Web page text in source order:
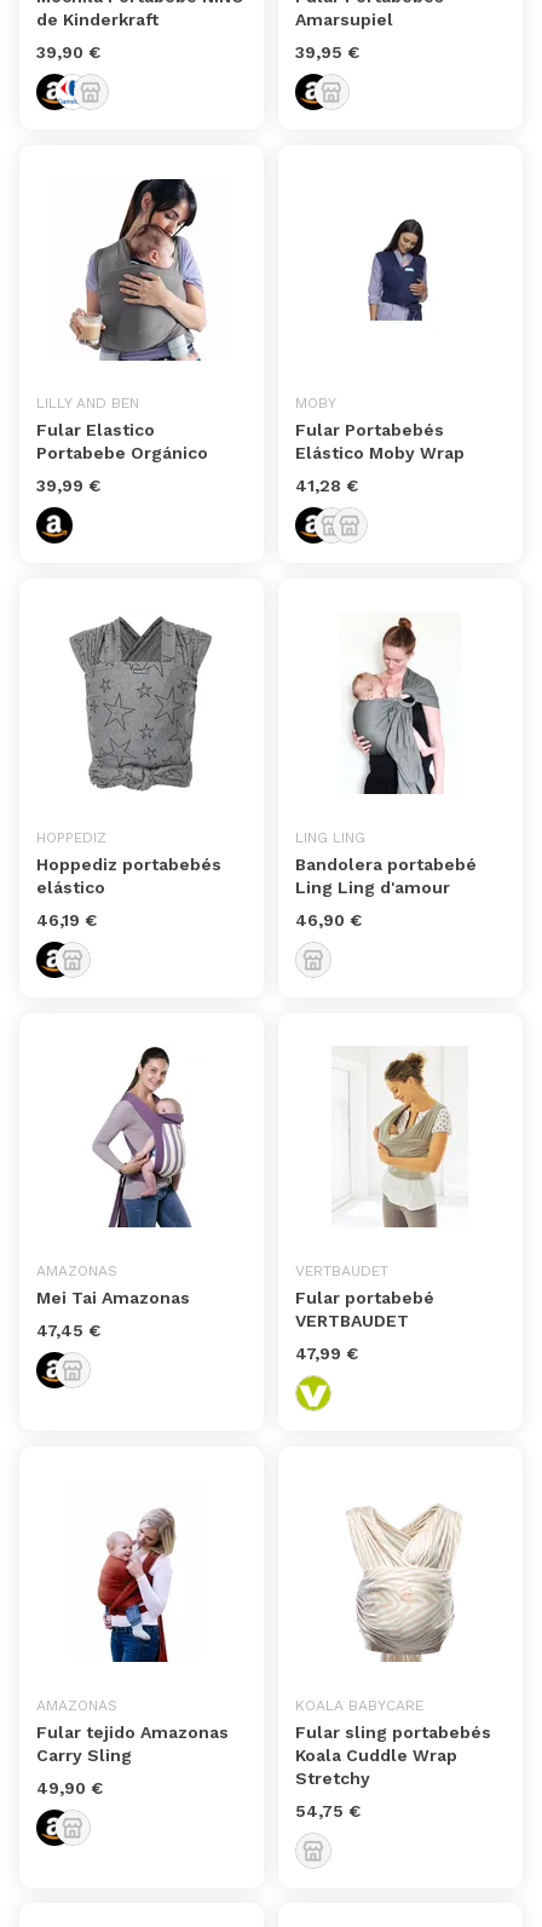
de Kinderkraft
39,90 €
Amarsupiel
39,95 €
LILLY AND BEN
Fular Elastico
Portabebe Orgánico
39,99 €
MOBY
Fular Portabebés
Elástico Moby Wrap
41,28 €
HOPPEDIZ
Hoppediz portabebés
elástico
46,19 €
LING LING
Bandolera portabebé
Ling Ling d'amour
46,90 €
AMAZONAS
Mei Tai Amazonas
47,45 €
VERTBAUDET
Fular portabebé
VERTBAUDET
47,99 €
AMAZONAS
Fular tejido Amazonas
Carry Sling
49,90 €
KOALA BABYCARE
Fular sling portabebés
Koala Cuddle Wrap
Stretchy
54,75 €